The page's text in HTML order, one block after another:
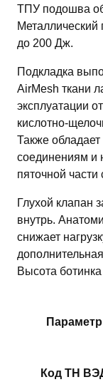
ТПУ подошва
Металлический
до 200 Дж.
Подкладка
AirMesh ткани
эксплуатации
кислотно-
Также
соединениям и
пяточной части
Глухой клапан
внутрь.
снижает
Высота
Параметр
Код ТН